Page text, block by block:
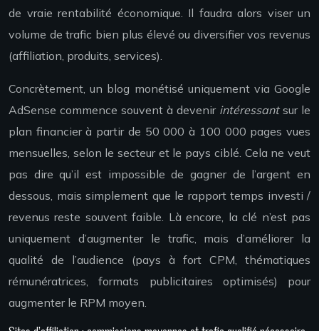
de vraie rentabilité économique. Il faudra alors viser un
volume de trafic bien plus élevé ou diversifier vos revenus
(affiliation, produits, services).
Concrètement, un blog monétisé uniquement via Google
AdSense commence souvent à devenir intéressantsur le
plan financier à partir de 50 000 à 100 000 pages vues
mensuelles, selon le secteur et le pays ciblé. Cela ne veut
pas dire qu’il est impossible de gagner de l’argent en
dessous, mais simplement que le rapport temps investi /
revenus reste souvent faible. Là encore, la clé n’est pas
uniquement d’augmenter le trafic, mais d’améliorer la
qualité de l’audience (pays à fort CPM, thématiques
rémunératrices, formats publicitaires optimisés) pour
augmenter le RPM moyen.